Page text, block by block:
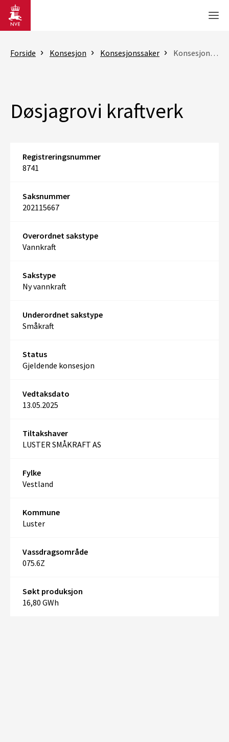
Gå til hovedinnhold
Forside Konsesjon Konsesjonssaker Konsesjonssak
Døsjagrovi kraftverk
Registreringsnummer
8741
Saksnummer
202115667
Overordnet sakstype
Vannkraft
Sakstype
Ny vannkraft
Underordnet sakstype
Småkraft
Status
Gjeldende konsesjon
Vedtaksdato
13.05.2025
Tiltakshaver
LUSTER SMÅKRAFT AS
Fylke
Vestland
Kommune
Luster
Vassdragsområde
075.6Z
Søkt produksjon
16,80 GWh